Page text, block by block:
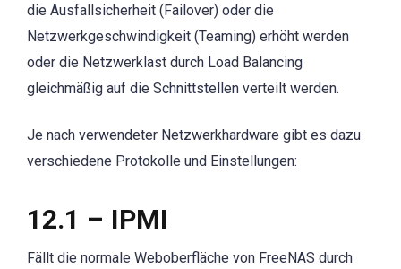
die Ausfallsicherheit (Failover) oder die
Netzwerkgeschwindigkeit (Teaming) erhöht werden
oder die Netzwerklast durch Load Balancing
gleichmäßig auf die Schnittstellen verteilt werden.
Je nach verwendeter Netzwerkhardware gibt es dazu
verschiedene Protokolle und Einstellungen:
12.1 – IPMI
Fällt die normale Weboberfläche von FreeNAS durch